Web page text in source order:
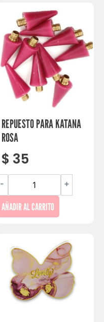
REPUESTO PARA KATANA
ROSA
$ 35
- +
AÑADIR AL CARRITO